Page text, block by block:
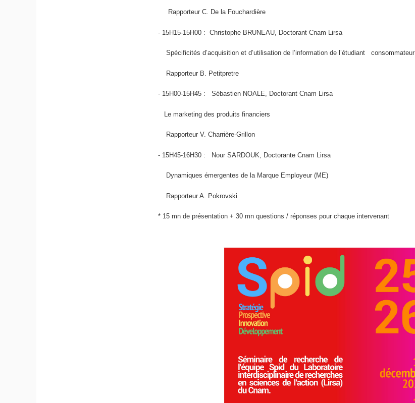
Rapporteur C. De la Fouchardière
- 15H15-15H00 : Christophe BRUNEAU, Doctorant Cnam Lirsa
Spécificités d’acquisition et d’utilisation de l’information de l’étudiant consommateur
Rapporteur B. Petitpretre
- 15H00-15H45 : Sébastien NOALE, Doctorant Cnam Lirsa
Le marketing des produits financiers
Rapporteur V. Charrière-Grillon
- 15H45-16H30 : Nour SARDOUK, Doctorante Cnam Lirsa
Dynamiques émergentes de la Marque Employeur (ME)
Rapporteur A. Pokrovski
* 15 mn de présentation + 30 mn questions / réponses pour chaque intervenant